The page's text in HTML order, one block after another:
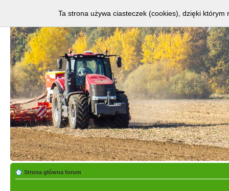
Strona główna forum
Ta strona używa ciasteczek (cookies), dzięki którym